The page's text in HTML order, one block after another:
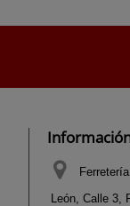
León, Calle 3,